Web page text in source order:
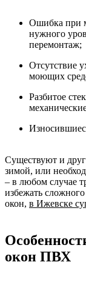
Ошибка при
нужного
перемонтаж;
Отсутствие
моющих
Разбитое
Существуют и
зимой, или
– в любом случае
избежать
окон, в Ижевске
окон ПВХ